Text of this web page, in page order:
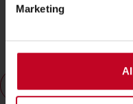
MarketingDas könnte